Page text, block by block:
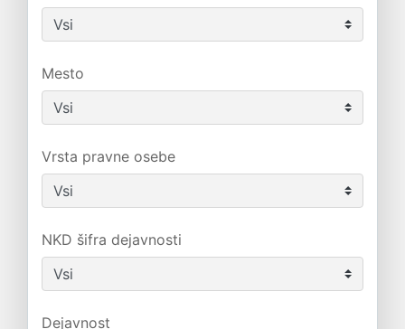
Mesto
Vrsta pravne osebe
NKD šifra dejavnosti
Dejavnost